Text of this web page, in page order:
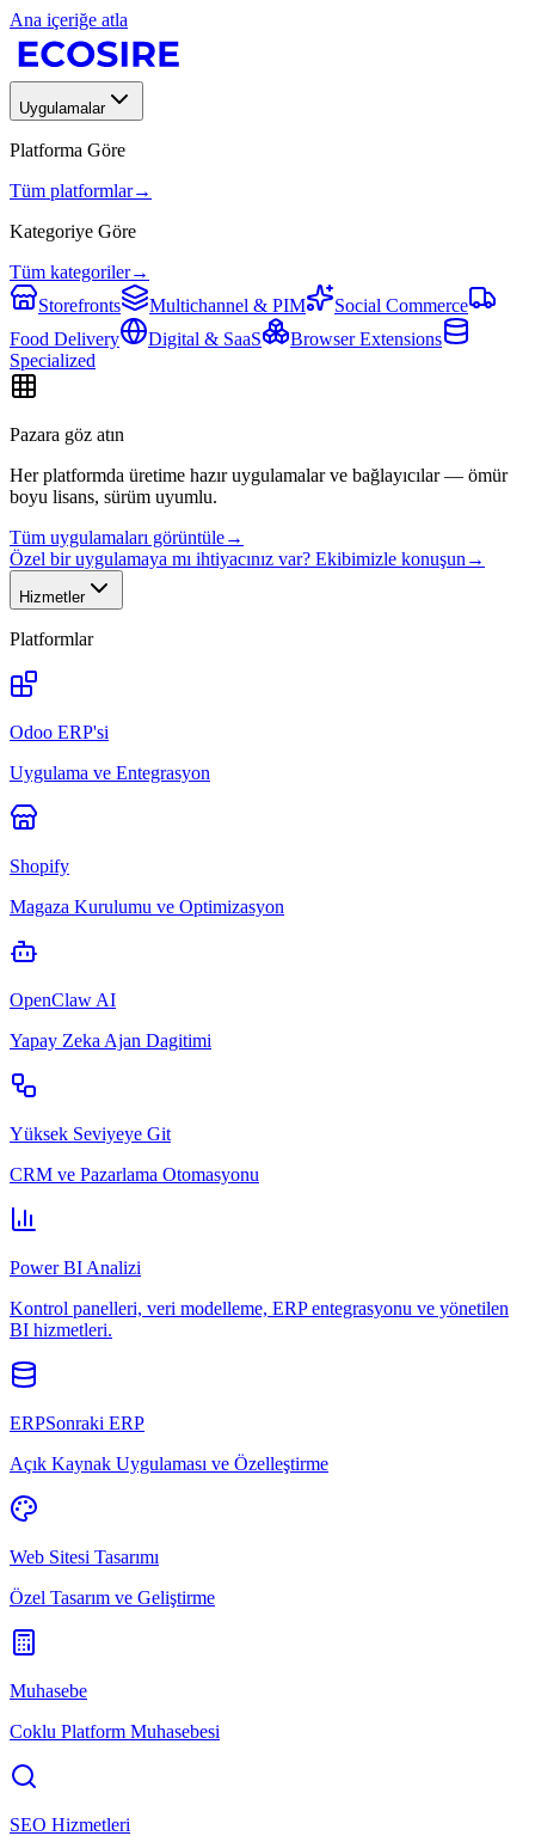
Ana içeriğe atla
Uygulamalar
Platforma Göre
Tüm platformlar→
Kategoriye Göre
Tüm kategoriler→
Storefronts
Multichannel & PIM
Social Commerce
Food Delivery
Digital & SaaS
Browser Extensions
Specialized
Pazara göz atın
Her platformda üretime hazır uygulamalar ve bağlayıcılar — ömür
boyu lisans, sürüm uyumlu.
Tüm uygulamaları görüntüle→
Özel bir uygulamaya mı ihtiyacınız var? Ekibimizle konuşun →
Hizmetler
Platformlar
Odoo ERP'si
Uygulama ve Entegrasyon
Shopify
Magaza Kurulumu ve Optimizasyon
OpenClaw AI
Yapay Zeka Ajan Dagitimi
Yüksek Seviyeye Git
CRM ve Pazarlama Otomasyonu
Power BI Analizi
Kontrol panelleri, veri modelleme, ERP entegrasyonu ve yönetilen
BI hizmetleri.
ERPSonraki ERP
Açık Kaynak Uygulaması ve Özelleştirme
Web Sitesi Tasarımı
Özel Tasarım ve Geliştirme
Muhasebe
Coklu Platform Muhasebesi
SEO Hizmetleri